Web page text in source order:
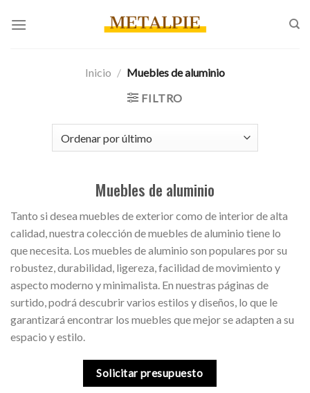
Inicio / Muebles de aluminio
FILTRO
Muebles de aluminio
Tanto si desea muebles de exterior como de interior de alta
calidad, nuestra colección de muebles de aluminio tiene lo
que necesita. Los muebles de aluminio son populares por su
robustez, durabilidad, ligereza, facilidad de movimiento y
aspecto moderno y minimalista. En nuestras páginas de
surtido, podrá descubrir varios estilos y diseños, lo que le
garantizará encontrar los muebles que mejor se adapten a su
espacio y estilo.
Solicitar presupuesto